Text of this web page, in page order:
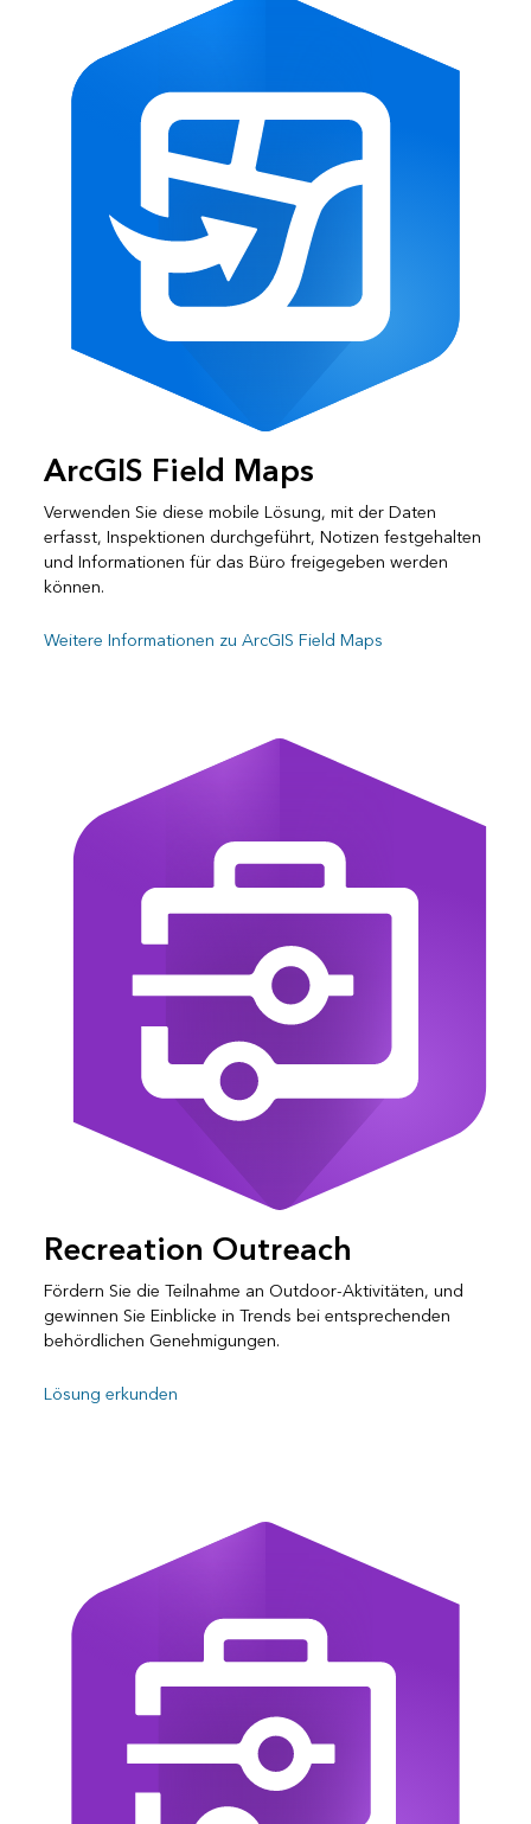
ArcGIS Field Maps
Verwenden Sie diese mobile Lösung, mit der Daten
erfasst, Inspektionen durchgeführt, Notizen festgehalten
und Informationen für das Büro freigegeben werden
können.
Weitere Informationen zu ArcGIS Field Maps
Recreation Outreach
Fördern Sie die Teilnahme an Outdoor-Aktivitäten, und
gewinnen Sie Einblicke in Trends bei entsprechenden
behördlichen Genehmigungen.
Lösung erkunden